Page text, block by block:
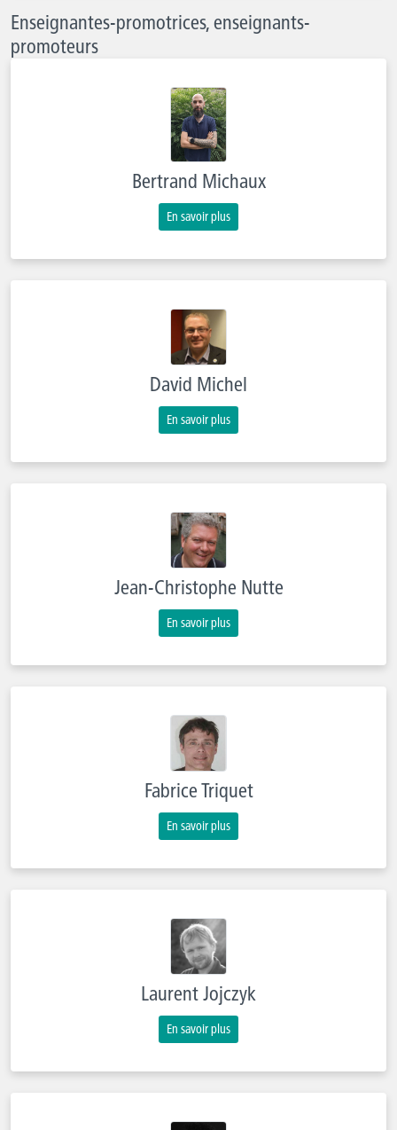
Enseignantes-promotrices, enseignants-
promoteurs
Bertrand Michaux
En savoir plus
David Michel
En savoir plus
Jean-Christophe Nutte
En savoir plus
Fabrice Triquet
En savoir plus
Laurent Jojczyk
En savoir plus